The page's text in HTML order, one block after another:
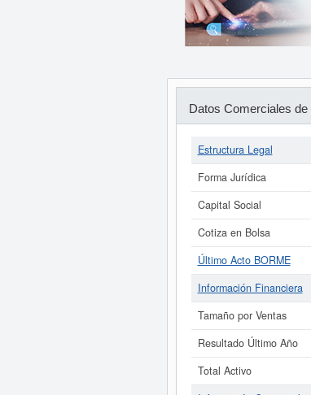
Datos Comerciales de
Estructura Legal
Forma Jurídica
Capital Social
Cotiza en Bolsa
Último Acto BORME
Información Financiera
Tamaño por Ventas
Resultado Último Año
Total Activo